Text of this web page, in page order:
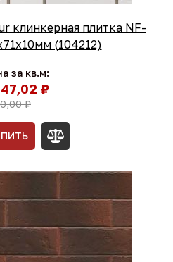
клинкерная плитка NF-
(104212)
за кв.м:
₽
0,00 ₽